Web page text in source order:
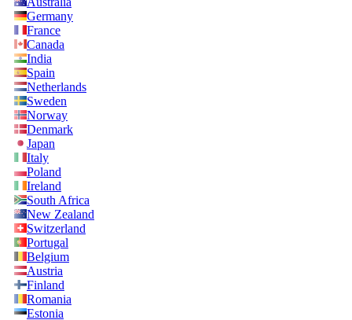
Germany
France
Canada
India
Spain
Netherlands
Sweden
Norway
Denmark
Japan
Italy
Poland
Ireland
South Africa
New Zealand
Switzerland
Portugal
Belgium
Austria
Finland
Romania
Estonia